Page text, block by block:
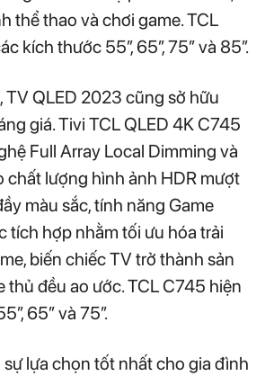
thể thao và chơi game. TCL
kích thước 55”, 65”, 75” và 85”.
TV QLED 2023 cũng sở hữu
giá. Tivi TCL QLED 4K C745
Full Array Local Dimming và
chất lượng hình ảnh HDR mượt
màu sắc, tính năng Game
tích hợp nhằm tối ưu hóa trải
biến chiếc TV trở thành sản
thủ đều ao ước. TCL C745 hiện
65” và 75”.
lựa chọn tốt nhất cho gia đình